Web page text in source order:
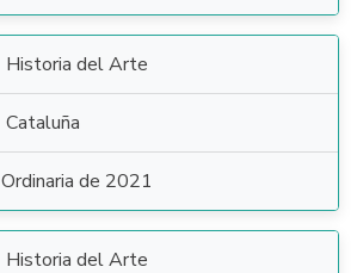
Historia del Arte
Cataluña
Ordinaria de 2021
Historia del Arte